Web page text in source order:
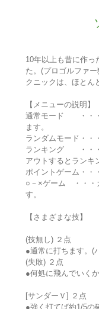
10年以上も昔に作っ
た。(プロゴルファ
クニックは、ほとん
【メニューの説明】
通常モード ・・・
ます。
ランダムモード・・
ランキング ・・・
アウトするとランキ
ポイントゲーム・・
○－×ゲーム ・・・
す。
【さまざまな技】
(技無し) ２点
●通常に打ちます。(
(失敗) ２点
●何処に飛んでいく
[サンダーＶ] ２点
●強く打てば約1/5の